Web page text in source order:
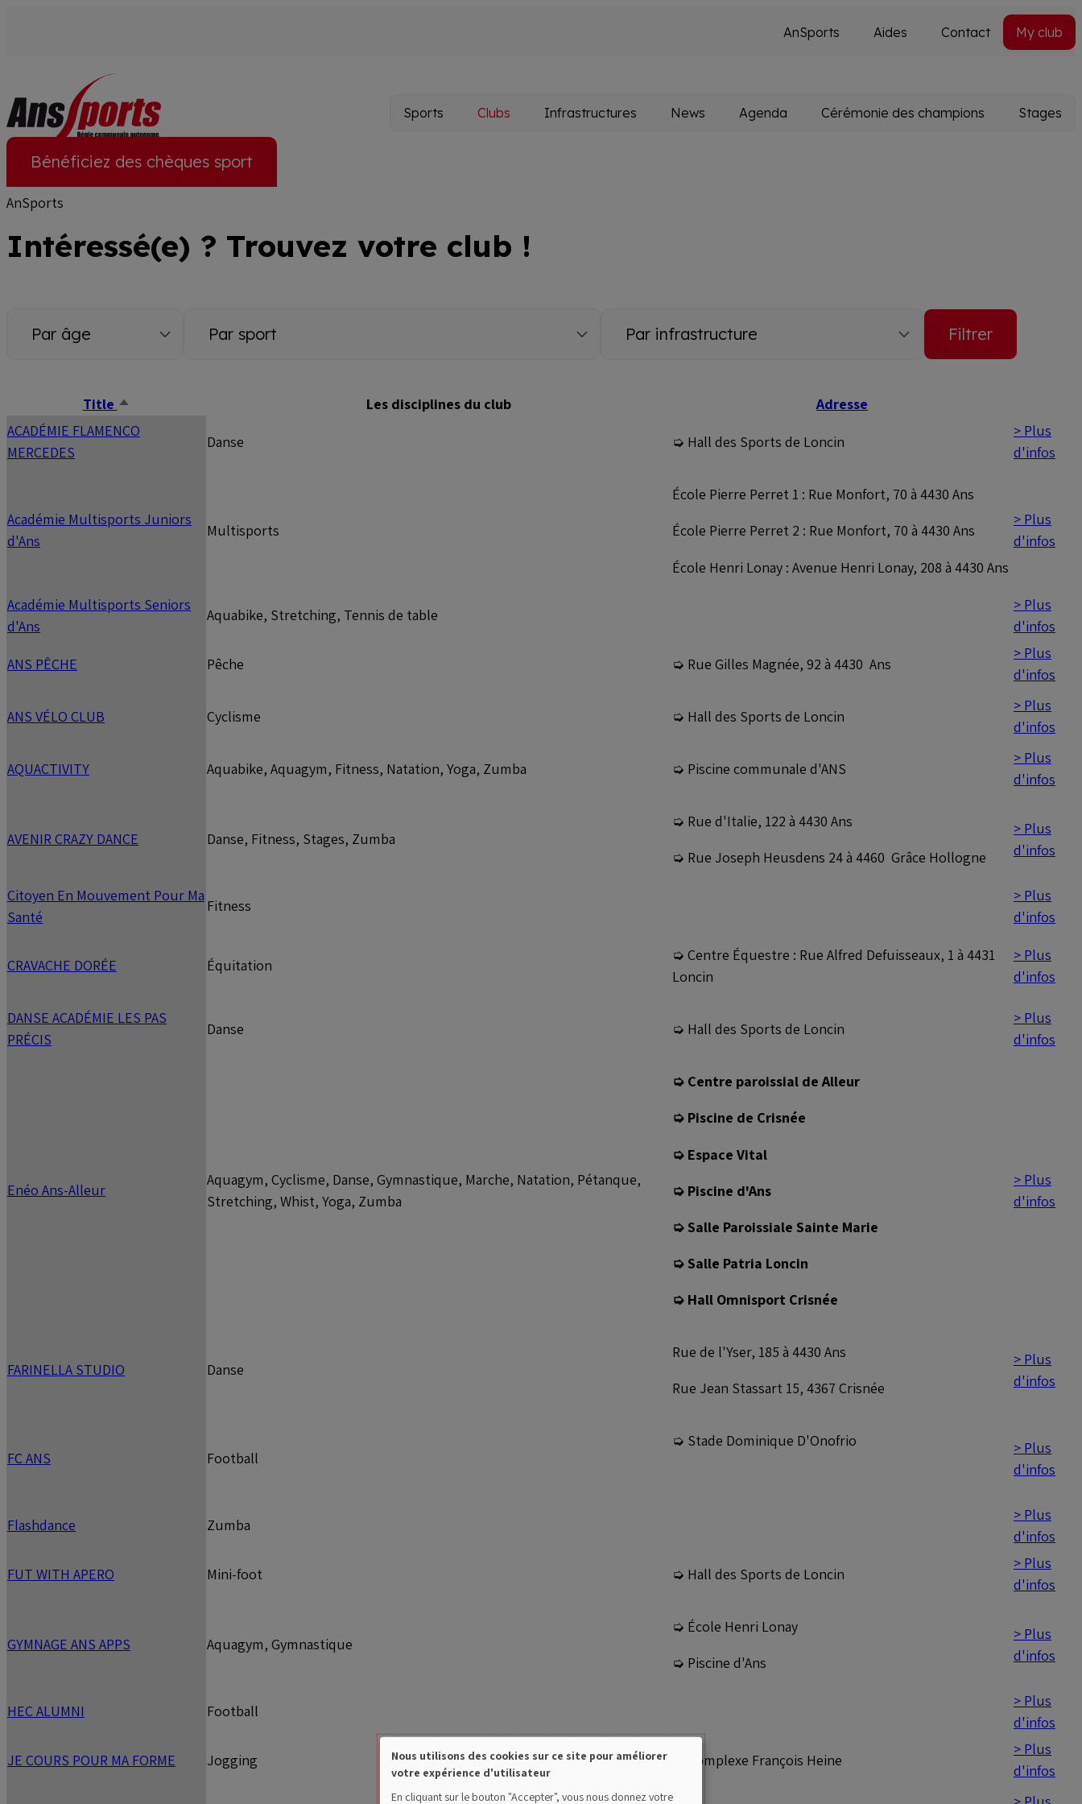
Secondary
AnSports Aides Contact
Utils
My club
Main
Sports Clubs Infrastructures News Agenda Cérémonie des champions Stages
Fil
d'Ariane
AnSports
Intéressé(e) ? Trouvez votre club !
sport infrastructure
Title Trier
par
Les disciplines du club
Adresse
ACADÉMIE FLAMENCO
MERCEDES
Danse ➭ Hall des Sports de Loncin
> Plus
d'infos
Académie Multisports Juniors
d'Ans
Multisports
École Pierre Perret 1 : Rue Monfort, 70 à 4430 Ans
École Pierre Perret 2 : Rue Monfort, 70 à 4430 Ans
École Henri Lonay : Avenue Henri Lonay, 208 à 4430 Ans
> Plus
d'infos
Académie Multisports Seniors
d'Ans
Aquabike, Stretching, Tennis de table
> Plus
d'infos
ANS PÊCHE Pêche ➭ Rue Gilles Magnée, 92 à 4430 Ans
> Plus
d'infos
ANS VÉLO CLUB Cyclisme ➭ Hall des Sports de Loncin
> Plus
d'infos
AQUACTIVITY Aquabike, Aquagym, Fitness, Natation, Yoga, Zumba ➭ Piscine communale d'ANS
> Plus
d'infos
AVENIR CRAZY DANCE Danse, Fitness, Stages, Zumba
➭ Rue d'Italie, 122 à 4430 Ans
➭ Rue Joseph Heusdens 24 à 4460 Grâce Hollogne
> Plus
d'infos
Citoyen En Mouvement Pour Ma
Santé
Fitness
> Plus
d'infos
CRAVACHE DORÉE Équitation
➭ Centre Équestre : Rue Alfred Defuisseaux, 1 à 4431
Loncin
> Plus
d'infos
DANSE ACADÉMIE LES PAS
PRÉCIS
Danse ➭ Hall des Sports de Loncin
> Plus
d'infos
Enéo Ans-Alleur
Aquagym, Cyclisme, Danse, Gymnastique, Marche, Natation, Pétanque,
Stretching, Whist, Yoga, Zumba
➭ Centre paroissial de Alleur
➭ Piscine de Crisnée
➭ Espace Vital
➭ Piscine d'Ans
➭ Salle Paroissiale Sainte Marie
➭ Salle Patria Loncin
➭ Hall Omnisport Crisnée
> Plus
d'infos
FARINELLA STUDIO Danse
Rue de l'Yser, 185 à 4430 Ans
Rue Jean Stassart 15, 4367 Crisnée
> Plus
d'infos
FC ANS Football
➭ Stade Dominique D'Onofrio
> Plus
d'infos
Flashdance Zumba
> Plus
d'infos
FUT WITH APERO Mini-foot ➭ Hall des Sports de Loncin
> Plus
d'infos
GYMNAGE ANS APPS Aquagym, Gymnastique
➭ École Henri Lonay
➭ Piscine d'Ans
> Plus
d'infos
HEC ALUMNI Football
> Plus
d'infos
JE COURS POUR MA FORME Jogging ➭ Complexe François Heine
> Plus
d'infos
Bénéficiez des chèques sport
Use
Nous utilisons des cookies sur ce site pour améliorer
votre expérience d'utilisateur
En cliquant sur le bouton "Accepter", vous nous donnez votre